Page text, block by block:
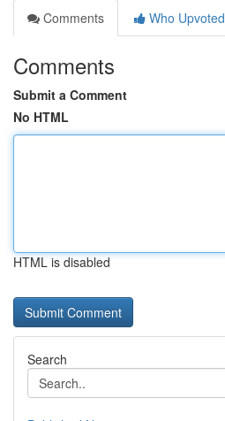
Comments
Who Upvoted
Comments
Submit a Comment
No HTML
HTML is disabled
Search